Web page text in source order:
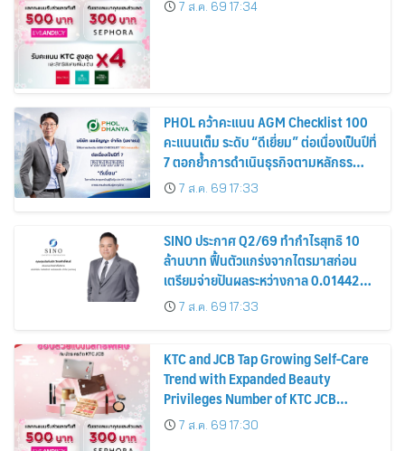
7 ส.ค. 69 17:34
PHOL คว้าคะแนน AGM Checklist 100
คะแนนเต็ม ระดับ “ดีเยี่ยม” ต่อเนื่องเป็นปีที่
7 ตอกย้ำการดำเนินธุรกิจตามหลักธร
รมาภิบาล โปร่งใส สร้างความเชื่อมั่นผู้ถือ
หุ้น
7 ส.ค. 69 17:33
SINO ประกาศ Q2/69 ทำกำไรสุทธิ 10
ล้านบาท ฟื้นตัวแกร่งจากไตรมาสก่อน
เตรียมจ่ายปันผลระหว่างกาล 0.014423
บาทต่อหุ้น ครึ่งปีหลังมุ่งเติบโตต่อเนื่อง
7 ส.ค. 69 17:33
KTC and JCB Tap Growing Self-Care
Trend with Expanded Beauty
Privileges Number of KTC JCB
Cardmembers Spending on
Cosmetics Rises 26%
7 ส.ค. 69 17:30